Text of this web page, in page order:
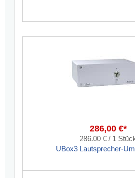
286,00 €*
286.00 € / 1
UBox3 Lautsprecher-